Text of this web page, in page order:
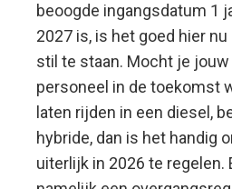
beoogde ingangsdatum 1
2027 is, is het goed hier
stil te staan. Mocht je jouw
personeel in de toekomst
laten rijden in een diesel,
hybride, dan is het handig
uiterlijk in 2026 te regelen.